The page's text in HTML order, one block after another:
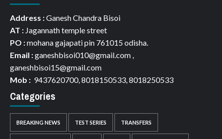
Address :Ganesh Chandra Bisoi
AT : Jagannath temple street
PO :mohana gajapati pin 761015 odisha.
Email :ganeshbisoi010@gmail.com ,
ganeshbisoi15@gmail.com
Mob : 9437620700, 8018150533, 8018250533
Categories
BREAKING NEWS TEST SERIES TRANSFERS